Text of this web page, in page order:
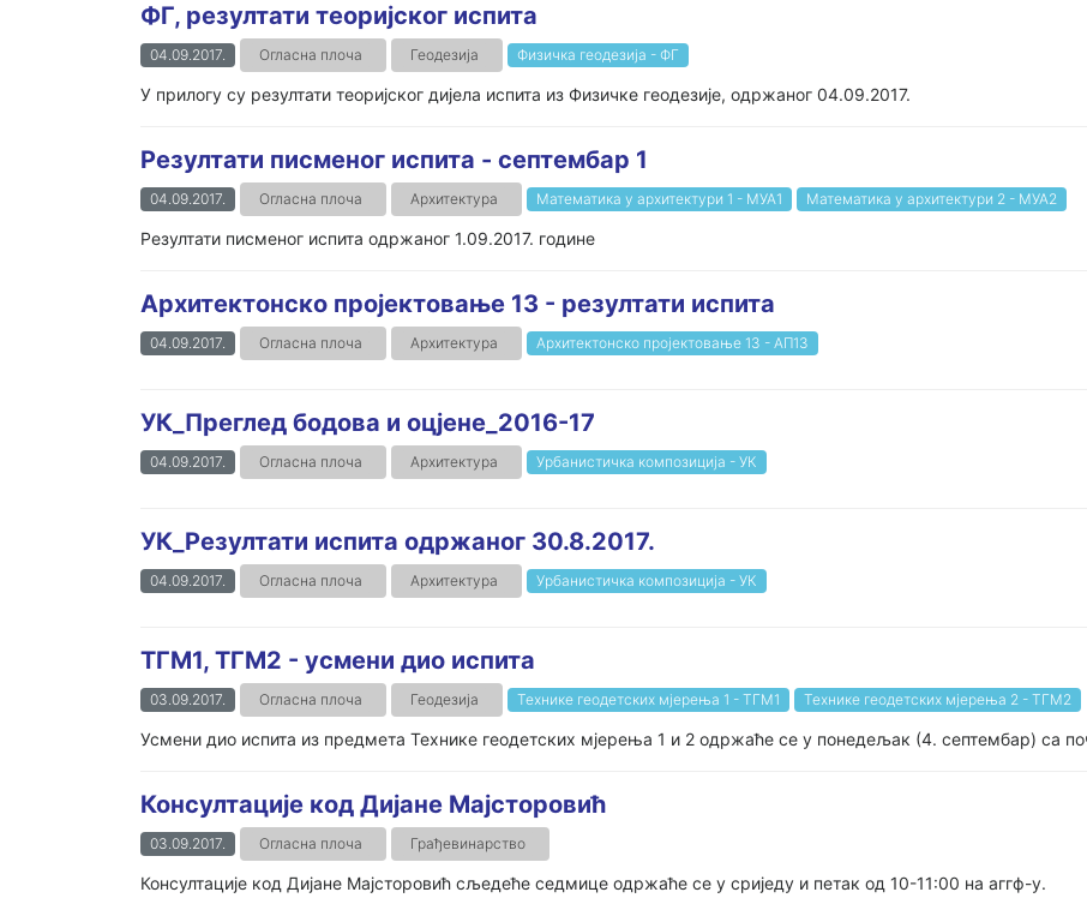
ФГ, резултати теоријског испита
04.09.2017. Огласна плоча Геодезија Физичка геодезија - ФГ
У прилогу су резултати теоријског дијела испита из Физичке геодезије, одржаног 04.09.2017.
Резултати писменог испита - септембар 1
04.09.2017. Огласна плоча Архитектура Математика у архитектури 1 - МУА1 Математика у архитектури 2 - МУА2
Резултати писменог испита одржаног 1.09.2017. године
Архитектонско пројектовање 13 - резултати испита
04.09.2017. Огласна плоча Архитектура Архитектонско пројектовање 13 - АП13
УК_Преглед бодова и оцјене_2016-17
04.09.2017. Огласна плоча Архитектура Урбанистичка композиција - УК
УК_Резултати испита одржаног 30.8.2017.
04.09.2017. Огласна плоча Архитектура Урбанистичка композиција - УК
ТГМ1, ТГМ2 - усмени дио испита
03.09.2017. Огласна плоча Геодезија Технике геодетских мјерења 1 - ТГМ1 Технике геодетских мјерења 2 - ТГМ2
Усмени дио испита из предмета Технике геодетских мјерења 1 и 2 одржаће се у понедељак (4. септембар) са
Консултације код Дијане Мајсторовић
03.09.2017. Огласна плоча Грађевинарство
Консултације код Дијане Мајсторовић сљедеће седмице одржаће се у сриједу и петак од 10-11:00 на аггф-у.